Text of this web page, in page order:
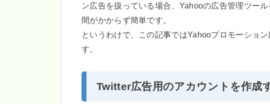
ン広告を扱っている場合、Yahooの広告管理ツー
間がかからず簡単です。
というわけで、この記事ではYahooプロモーショ
す。
Twitter広告用のアカウントを作成